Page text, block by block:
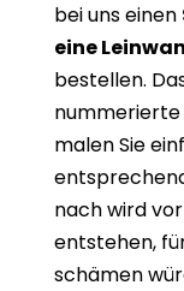
bei uns einen
eine
bestellen.
malen Sie
nach wird
entstehen,
schämen